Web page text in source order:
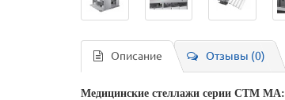
Описание Отзывы (0)
Медицинские стеллажи серии СТМ МА: